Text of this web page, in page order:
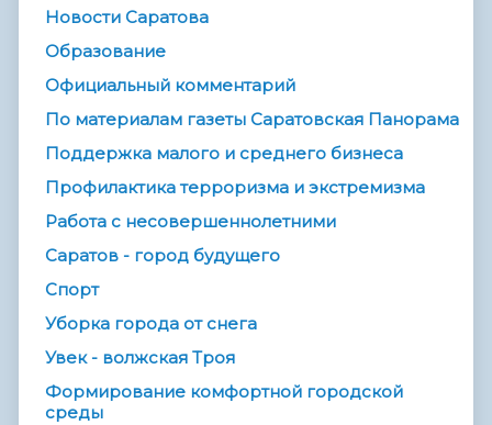
Новости Саратова
Образование
Официальный комментарий
По материалам газеты Саратовская Панорама
Поддержка малого и среднего бизнеса
Профилактика терроризма и экстремизма
Работа с несовершеннолетними
Саратов - город будущего
Спорт
Уборка города от снега
Увек - волжская Троя
Формирование комфортной городской
среды